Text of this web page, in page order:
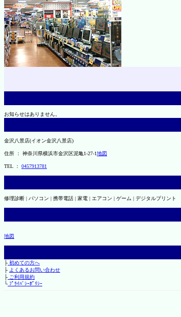
お知らせはありません。
金沢八景店(イオン金沢八景店)
住所 ： 神奈川県横浜市金沢区泥亀1-27-1地図
TEL ： 0457913781
修理診断 | パソコン | 携帯電話 | 家電 | エアコン | ゲーム | デジタルプリント
地図
├初めての方へ
├ よくあるお問い合わせ
├ご利用規約
└ﾌﾟﾗｲﾊﾞｼｰﾎﾟﾘｼｰ